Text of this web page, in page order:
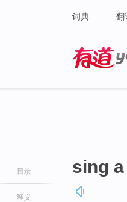
词典 翻
目录
释义
sing